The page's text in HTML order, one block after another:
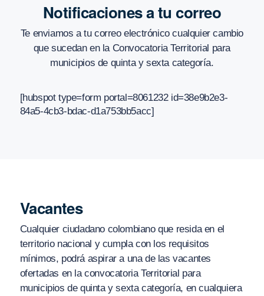
Notificaciones a tu correo
Te enviamos a tu correo electrónico cualquier cambio
que sucedan en la Convocatoria Territorial para
municipios de quinta y sexta categoría.
[hubspot type=form portal=8061232 id=38e9b2e3-
84a5-4cb3-bdac-d1a753bb5acc]
Vacantes
Cualquier ciudadano colombiano que resida en el
territorio nacional y cumpla con los requisitos
mínimos, podrá aspirar a una de las vacantes
ofertadas en la convocatoria Territorial para
municipios de quinta y sexta categoría, en cualquiera